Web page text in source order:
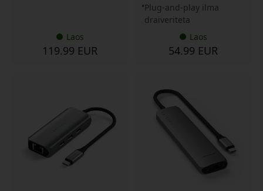
Laos
119.99 EUR
Plug-and-play ilma
draiveriteta
Laos
54.99 EUR